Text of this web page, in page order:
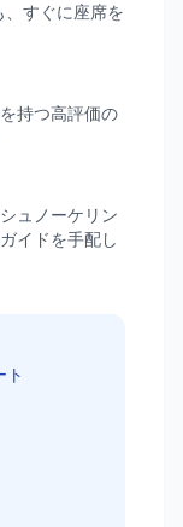
、すぐに座席を
持つ高評価の
ュノーケリン
イドを手配し
ト